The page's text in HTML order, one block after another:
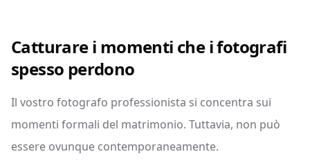
Catturare i momenti che i fotografi
spesso perdono
Il vostro fotografo professionista si concentra sui
momenti formali del matrimonio. Tuttavia, non può
essere ovunque contemporaneamente.